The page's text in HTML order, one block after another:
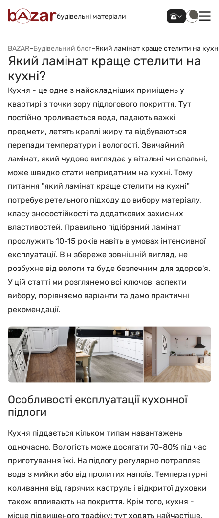
будівельні матеріали
BAZAR–Будівельний блог–Який ламінат краще стелити на
Який ламінат краще стелити на
кухні?
Кухня - це одне з найскладніших приміщень у
квартирі з точки зору підлогового покриття. Тут
постійно проливається вода, падають важкі
предмети, летять краплі жиру та відбуваються
перепади температури і вологості. Звичайний
ламінат, який чудово виглядає у вітальні чи спальні,
може швидко стати непридатним на кухні. Тому
питання "який ламінат краще стелити на кухні"
потребує ретельного підходу до вибору матеріалу,
класу зносостійкості та додаткових захисних
властивостей. Правильно підібраний ламінат
прослужить 10-15 років навіть в умовах інтенсивної
експлуатації. Він збереже зовнішній вигляд, не
розбухне від вологи та буде безпечним для здоров'я.
У цій статті ми розглянемо всі ключові аспекти
вибору, порівняємо варіанти та дамо практичні
рекомендації.
Особливості експлуатації кухонної
підлоги
Кухня піддається кільком типам навантажень
одночасно. Вологість може досягати 70-80% під час
приготування їжі. На підлогу регулярно потрапляє
вода з мийки або від пролитих напоїв. Температурні
коливання від гарячих каструль і відкритої духовки
також впливають на покриття. Крім того, кухня -
місце підвищеного трафіку: тут ходять найчастіше,